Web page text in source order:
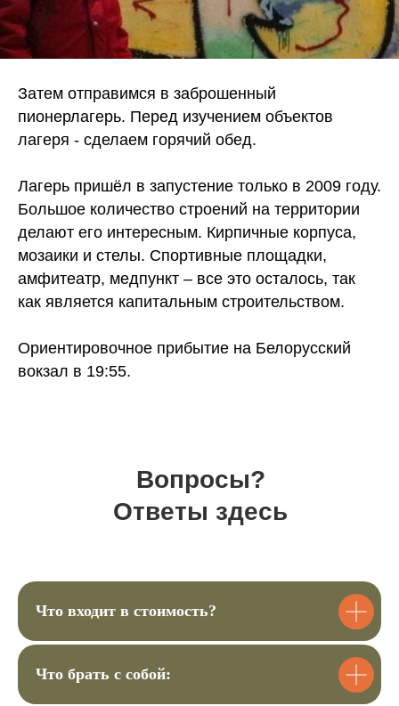
Затем отправимся в заброшенный
пионерлагерь. Перед изучением объектов
лагеря - сделаем горячий обед.
Лагерь пришёл в запустение только в 2009 году.
Большое количество строений на территории
делают его интересным. Кирпичные корпуса,
мозаики и стелы. Спортивные площадки,
амфитеатр, медпункт – все это осталось, так
как является капитальным строительством.
Ориентировочное прибытие на Белорусский
вокзал в 19:55.
Вопросы?
Ответы здесь
Что входит в стоимость?
Что брать с собой:
Купить билеты
Выберите подходящие для вас
билеты
1
Перейдите в корзину и заполните
анкету для регистрации
Затем вы сможете оплатить билеты.
деталей мероприятия.